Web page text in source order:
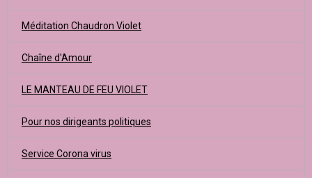
Méditation Chaudron Violet
Chaîne d'Amour
LE MANTEAU DE FEU VIOLET
Pour nos dirigeants politiques
Service Corona virus